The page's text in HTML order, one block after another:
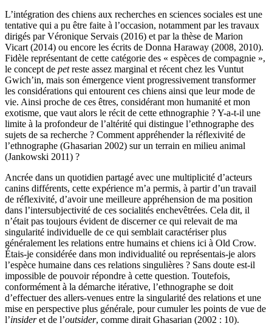
L’intégration des chiens aux recherches en sciences sociales est une
tentative qui a pu être faite à l’occasion, notamment par les travaux
dirigés par Véronique Servais (2016) et par la thèse de Marion
Vicart (2014) ou encore les écrits de Donna Haraway (2008, 2010).
Fidèle représentant de cette catégorie des « espèces de compagnie »,
le concept de petreste assez marginal et récent chez les Vuntut
Gwich’in, mais son émergence vient progressivement transformer
les considérations qui entourent ces chiens ainsi que leur mode de
vie. Ainsi proche de ces êtres, considérant mon humanité et mon
exotisme, que vaut alors le récit de cette ethnographie ? Y-a-t-il une
limite à la profondeur de l’altérité qui distingue l’ethnographe des
sujets de sa recherche ? Comment appréhender la réflexivité de
l’ethnographe (Ghasarian 2002) sur un terrain en milieu animal
(Jankowski 2011) ?
Ancrée dans un quotidien partagé avec une multiplicité d’acteurs
canins différents, cette expérience m’a permis, à partir d’un travail
de réflexivité, d’avoir une meilleure appréhension de ma position
dans l’intersubjectivité de ces socialités enchevêtrées. Cela dit, il
n’était pas toujours évident de discerner ce qui relevait de ma
singularité individuelle de ce qui semblait caractériser plus
généralement les relations entre humains et chiens ici à Old Crow.
Étais-je considérée dans mon individualité ou représentais-je alors
l’espèce humaine dans ces relations singulières ? Sans doute est-il
impossible de pouvoir répondre à cette question. Toutefois,
conformément à la démarche itérative, l’ethnographe se doit
d’effectuer des allers-venues entre la singularité des relations et une
mise en perspective plus générale, pour cumuler les points de vue de
l’insideret de l’outsider, comme dirait Ghasarian (2002 : 10).